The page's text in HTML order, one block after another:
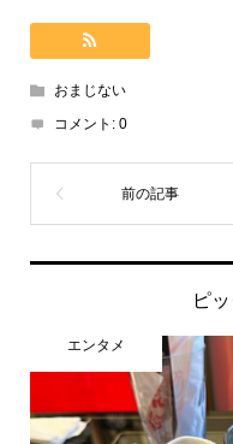
おまじない
コメント: 0
ピ
エンタメ